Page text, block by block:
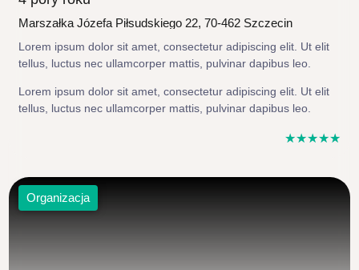
Marszałka Józefa Piłsudskiego 22, 70-462 Szczecin
Lorem ipsum dolor sit amet, consectetur adipiscing elit. Ut elit
tellus, luctus nec ullamcorper mattis, pulvinar dapibus leo.
Lorem ipsum dolor sit amet, consectetur adipiscing elit. Ut elit
tellus, luctus nec ullamcorper mattis, pulvinar dapibus leo.
☆☆☆☆☆
Organizacja